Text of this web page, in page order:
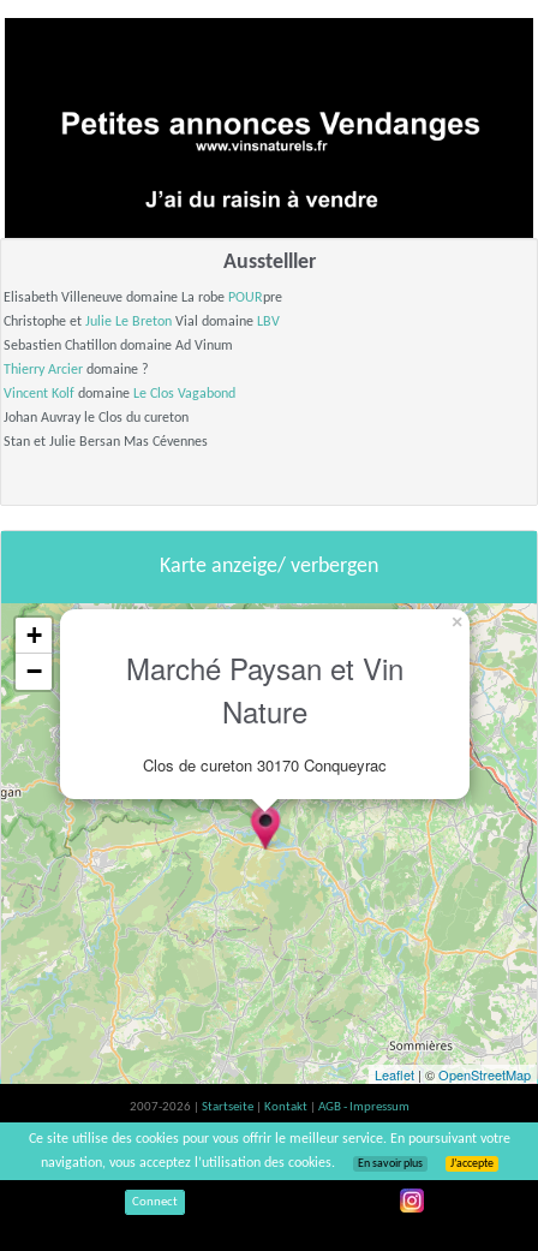
Ausstelller
Elisabeth Villeneuve domaine La robe POURpre
Christophe et Julie Le Breton Vial domaine LBV
Sebastien Chatillon domaine Ad Vinum
Thierry Arcier domaine ?
Vincent Kolf domaine Le Clos Vagabond
Johan Auvray le Clos du cureton
Stan et Julie Bersan Mas Cévennes
Karte anzeige/ verbergen
Marché Paysan et Vin
Nature
Clos de cureton 30170 Conqueyrac
×
+
−
Leaflet| ©OpenStreetMap
2007-2026 | Startseite Kontakt
AGB - Impressum
Der Verzehr von Alkohol ist gesundheitsschädlich, Verzehr in Maßen empfohlen |
vinsnaturels | v3.12
Connect
Ce site utilise des cookies pour vous offrir le meilleur service. En poursuivant votre
navigation, vous acceptez l’utilisation des cookies.
En savoir plus J’accepte